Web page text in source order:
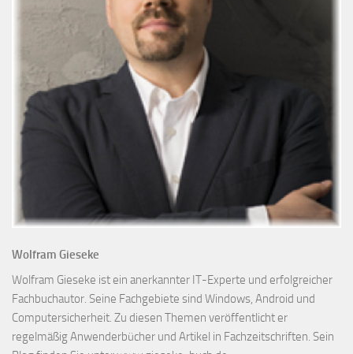
Wolfram Gieseke
Wolfram Gieseke ist ein anerkannter IT-Experte und erfolgreicher
Fachbuchautor. Seine Fachgebiete sind Windows, Android und
Computersicherheit. Zu diesen Themen veröffentlicht er
regelmäßig Anwenderbücher und Artikel in Fachzeitschriften. Sein